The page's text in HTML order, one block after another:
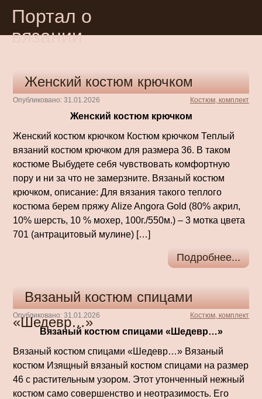
Портал о
вязании
Женский костюм крючком
Опубликовано: 31.01.2026 Костюм, комплект
Женский костюм крючком
Женский костюм крючком Костюм крючком Теплый
вязаний костюм крючком для размера 36. В таком
костюме Выбудете себя чувствовать комфортную
пору и ни за что не замерзните. Вязаный костюм
крючком, описание: Для вязания такого теплого
костюма берем пряжу Alize Angora Gold (80% акрил,
10% шерсть, 10 % мохер, 100г./550м.) – 3 мотка цвета
701 (антрацитовый мулине) […]
Подробнее...
Вязаный костюм спицами
«Шедевр…»
Опубликовано: 31.01.2026 Костюм, комплект
Вязаный костюм спицами «Шедевр…»
Вязаный костюм спицами «Шедевр…» Вязаный
костюм Изящный вязаный костюм спицами на размер
46 с растительным узором. Этот утонченный нежный
костюм само совершенство и неотразимость. Его